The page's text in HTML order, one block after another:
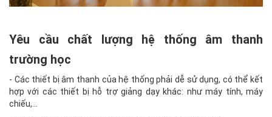
Yêu cầu chất lượng hệ thống âm thanh
trường học
- Các thiết bị âm thanh của hệ thống phải dễ sử dụng, có thể kết
hợp với các thiết bị hỗ trợ giảng dạy khác: như máy tính, máy
chiếu,...